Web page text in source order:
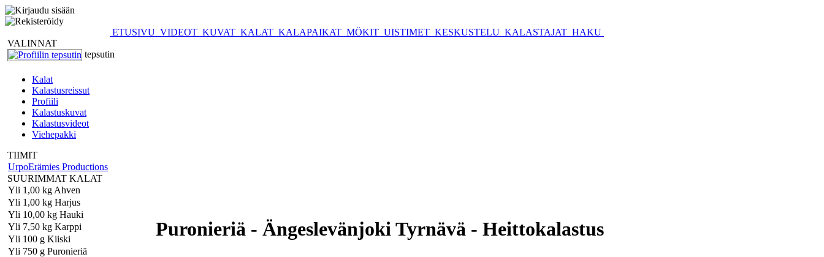
ETUSIVU VIDEOT KUVAT KALAT KALAPAIKAT MÖKIT UISTIMET KESKUSTELU KALASTAJAT HAKU
VALINNAT
tepsutin
Kalat
Kalastusreissut
Profiili
Kalastuskuvat
Kalastusvideot
Viehepakki
TIIMIT
UrpoErämies Productions
SUURIMMAT KALAT
Yli 1,00 kg Ahven
Yli 1,00 kg Harjus
Yli 10,00 kg Hauki
Yli 7,50 kg Karppi
Yli 100 g Kiiski
Yli 750 g Puronieriä
Puronieriä - Ängeslevänjoki Tyrnävä - Heittokalastus